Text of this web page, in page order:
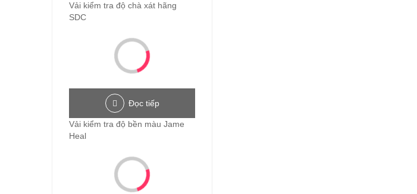
Vải kiểm tra độ chà xát hãng
SDC
Đọc tiếp
Vải kiểm tra độ bền màu Jame
Heal